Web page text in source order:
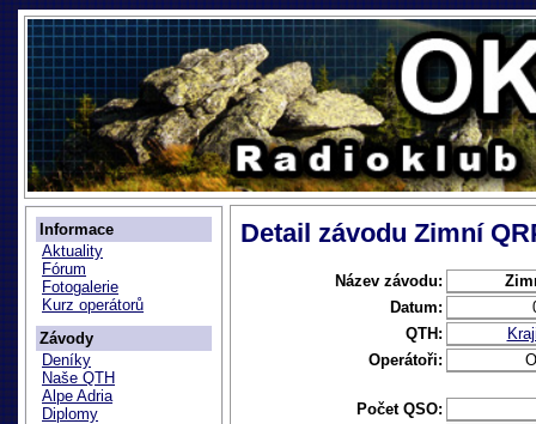
Informace
Aktuality
Fórum
Fotogalerie
Kurz operátorů
Závody
Deníky
Naše QTH
Alpe Adria
Diplomy
Detail závodu Zimní
Název závodu:
Datum:
QTH:
Operátoři:
Počet QSO: